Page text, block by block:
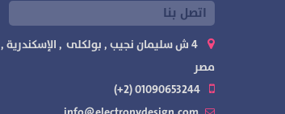
اتصل بنا
4 ش سليمان نجيب , بولكلى , الإسكندرية ,
مصر